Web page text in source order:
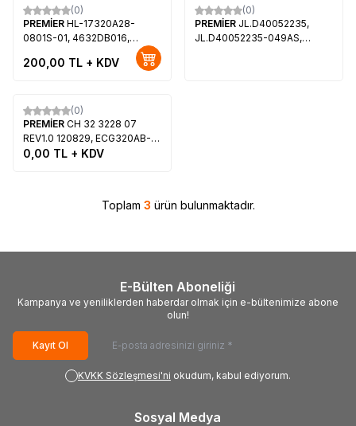
(0)
PREMİER HL-17320A28-
0801S-01, 4632DB016,
C320X13-E3-L, PREMİER PR-
32B30
200,00 TL + KDV
(0)
PREMİER JL.D40052235,
JL.D40052235-049AS,
(0)
PREMİER CH 32 3228 07
REV1.0 120829, ECG320AB-
LDV-SP, PREMİER PR 32B25
0,00 TL + KDV
Toplam 3 ürün bulunmaktadır.
E-Bülten Aboneliği
Kampanya ve yeniliklerden haberdar olmak için e-bültenimize abone
olun!
Kayıt Ol
KVKK Sözleşmesi'ni okudum, kabul ediyorum.
Sosyal Medya